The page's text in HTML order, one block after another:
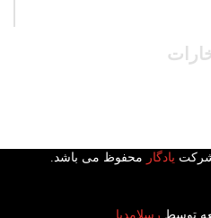
یادگار محفوظ می باشد.
توسط رسلامدیا